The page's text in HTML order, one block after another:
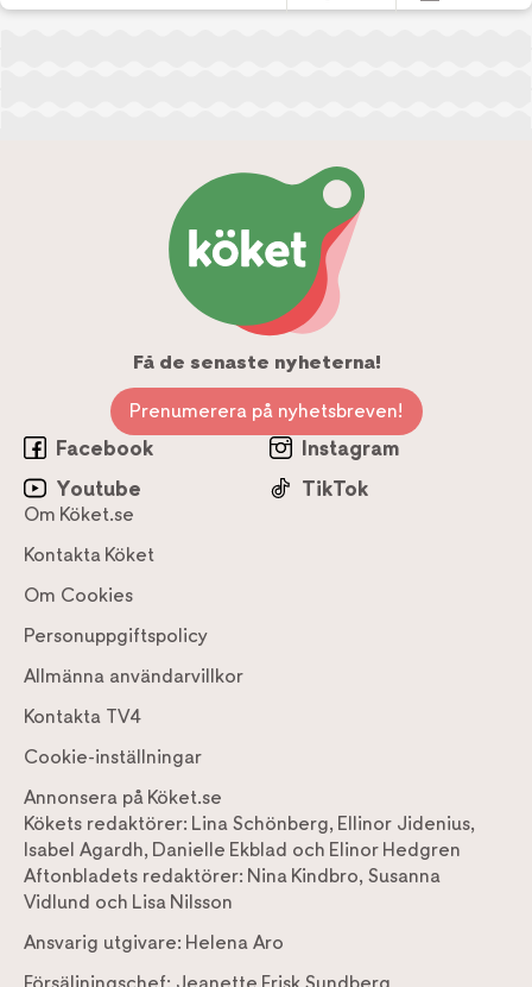
Få de senaste nyheterna!
Prenumerera på nyhetsbreven!
Facebook
Instagram
Youtube
TikTok
Om Köket.se
Kontakta Köket
Om Cookies
Personuppgiftspolicy
Allmänna användarvillkor
Kontakta TV4
Cookie-inställningar
Annonsera på Köket.se
Kökets redaktörer: Lina Schönberg, Ellinor Jidenius,
Isabel Agardh, Danielle Ekblad och Elinor Hedgren
Aftonbladets redaktörer: Nina Kindbro, Susanna
Vidlund och Lisa Nilsson
Ansvarig utgivare: Helena Aro